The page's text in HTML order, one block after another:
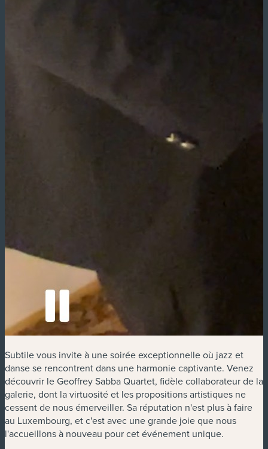
Subtile vous invite à une soirée exceptionnelle où jazz et
danse se rencontrent dans une harmonie captivante. Venez
découvrir le Geoffrey Sabba Quartet, fidèle collaborateur de la
galerie, dont la virtuosité et les propositions artistiques ne
cessent de nous émerveiller. Sa réputation n'est plus à faire
au Luxembourg, et c'est avec une grande joie que nous
l'accueillons à nouveau pour cet événement unique.